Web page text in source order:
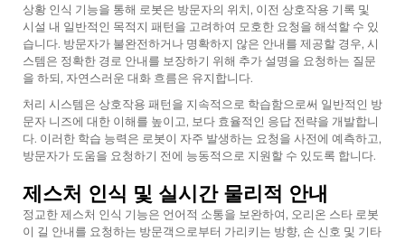
상황 인식 기능을 통해 로봇은 방문자의 위치, 이전 상호작용 기록 및
시설 내 일반적인 목적지 패턴을 고려하여 모호한 요청을 해석할 수 있
습니다. 방문자가 불완전하거나 명확하지 않은 안내를 제공할 경우, 시
스템은 정확한 경로 안내를 보장하기 위해 추가 설명을 요청하는 질문
을 하되, 자연스러운 대화 흐름은 유지합니다.
처리 시스템은 상호작용 패턴을 지속적으로 학습함으로써 일반적인 방
문자 니즈에 대한 이해를 높이고, 보다 효율적인 응답 전략을 개발합니
다. 이러한 학습 능력은 로봇이 자주 발생하는 요청을 사전에 예측하고,
방문자가 도움을 요청하기 전에 능동적으로 지원할 수 있도록 합니다.
제스처 인식 및 실시간 물리적 안내
정교한 제스처 인식 기능은 언어적 소통을 보완하여, 오리온 스타 로봇
이 길 안내를 요청하는 방문객으로부터 가리키는 방향, 손 신호 및 기타